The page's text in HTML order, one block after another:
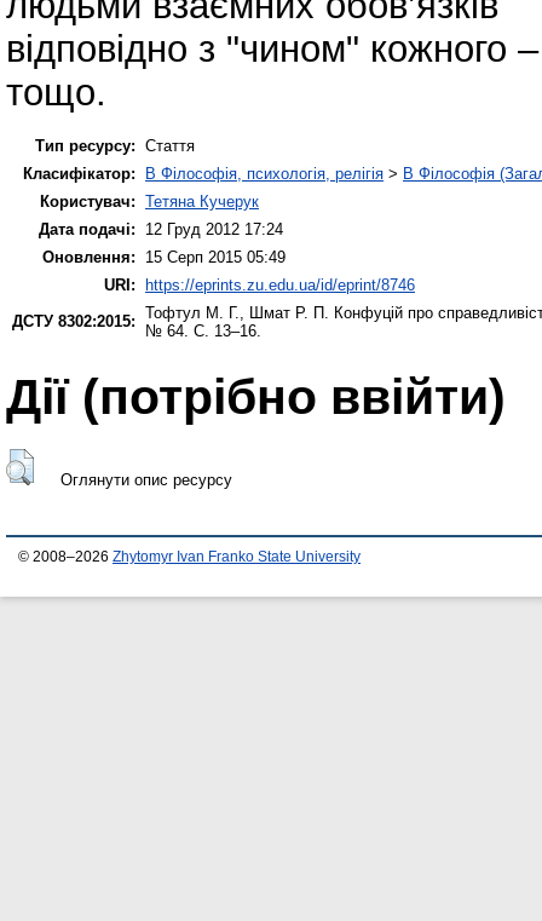
відповідно з "чином" кожного
тощо.
Тип ресурсу: Стаття
Класифікатор:
B Філософія, психологія, релігія > B Філософія
Користувач: Тетяна Кучерук
Дата подачі:
12 Груд 2012 17:24
Оновлення:
15 Серп 2015 05:49
URI: https://eprints.zu.edu.ua/id/eprint/8746
ДСТУ 8302:2015: Тофтул М. Г. Шмат Р. П. Конфуцій про
№ 64. С. 13–16.
Дії ​​(потрібно ввійти)
Оглянути опис ресурсу
© 2008–2026 Zhytomyr Ivan Franko State University